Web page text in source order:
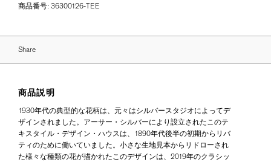
商品番号: 36300126-TEE
Share
商品説明
1930年代の典型的な花柄は、元々はシルバースタジオによってデ
ザインされました。アーサー・シルバーにより設立されたこのテ
キスタイル・デザイン・ハウスは、1890年代後半の初期からリバ
ティのために働いていました。小さな生地見本からリドローされ
た様々な種類の花が描かれたこのデザインは、2019年のクラシッ